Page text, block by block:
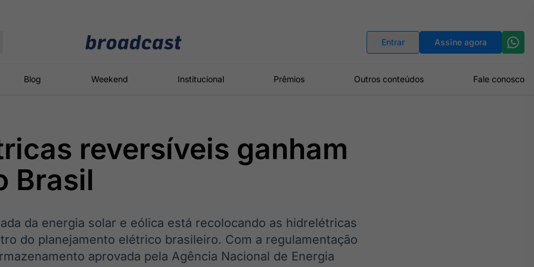
Entrar Assine agora
Blog Weekend Institucional Prêmios Outros conteúdos Fale conosco
Político
Os bastidores da
Energia
O setor de
Broadcast
Broadcast
Broadcast
Broadcast
reversíveis ganham
Brasil
da energia solar e eólica está recolocando as hidrelétricas
do planejamento elétrico brasileiro. Com a regulamentação
aprovada pela Agência Nacional de Energia